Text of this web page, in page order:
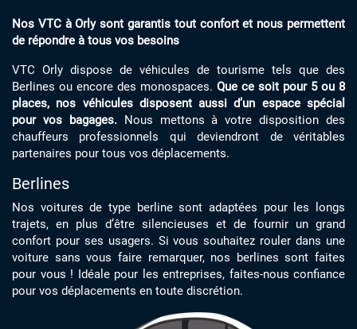
Nos VTC à Orly sont garantis tout confort et nous permettent
de répondre à tous vos besoins
VTC Orly dispose de véhicules de tourisme tels que des
Berlines ou encore des monospaces. Que ce soit pour 5 ou 8
places, nos véhicules disposent aussi d’un espace spécial
pour vos bagages.Nous mettons à votre disposition des
chauffeurs professionnels qui deviendront de véritables
partenaires pour tous vos déplacements.
Berlines
Nos voitures de type berline sont adaptées pour les longs
trajets, en plus d’être silencieuses et de fournir un grand
confort pour ses usagers. Si vous souhaitez rouler dans une
voiture sans vous faire remarquer, nos berlines sont faites
pour vous ! Idéale pour les entreprises, faites-nous confiance
pour vos déplacements en toute discrétion.